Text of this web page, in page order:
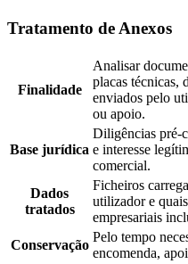
Tratamento de Anexos
Finalidade
Analisar
placas técnicas,
enviados pelo
ou apoio.
Base jurídica
Diligências pré-
e interesse
comercial.
Dados
tratados
Ficheiros
utilizador e
empresariais
Conservação
Pelo tempo
encomenda,